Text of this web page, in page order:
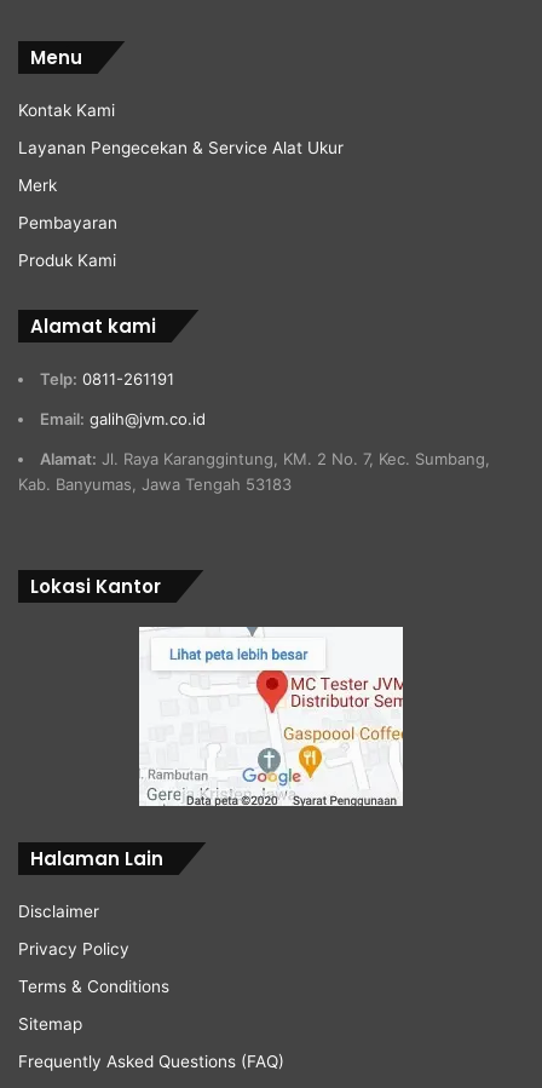
Menu
Kontak Kami
Layanan Pengecekan & Service Alat Ukur
Merk
Pembayaran
Produk Kami
Alamat kami
Telp: 0811-261191
Email: galih@jvm.co.id
Alamat: Jl. Raya Karanggintung, KM. 2 No. 7, Kec. Sumbang,
Kab. Banyumas, Jawa Tengah 53183
Lokasi Kantor
Halaman Lain
Disclaimer
Privacy Policy
Terms & Conditions
Sitemap
Frequently Asked Questions (FAQ)